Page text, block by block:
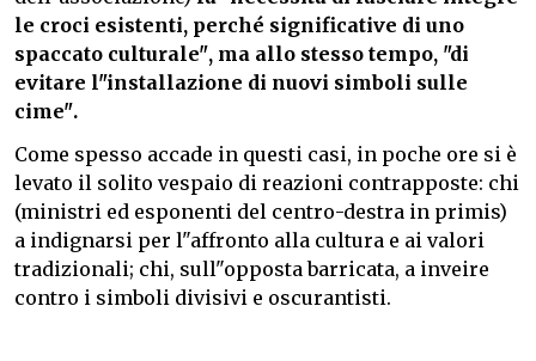
le croci esistenti, perché significative di uno
spaccato culturale", ma allo stesso tempo, "di
evitare l"installazione di nuovi simboli sulle
cime".
Come spesso accade in questi casi, in poche ore si è
levato il solito vespaio di reazioni contrapposte: chi
(ministri ed esponenti del centro-destra in primis)
a indignarsi per l"affronto alla cultura e ai valori
tradizionali; chi, sull"opposta barricata, a inveire
contro i simboli divisivi e oscurantisti.